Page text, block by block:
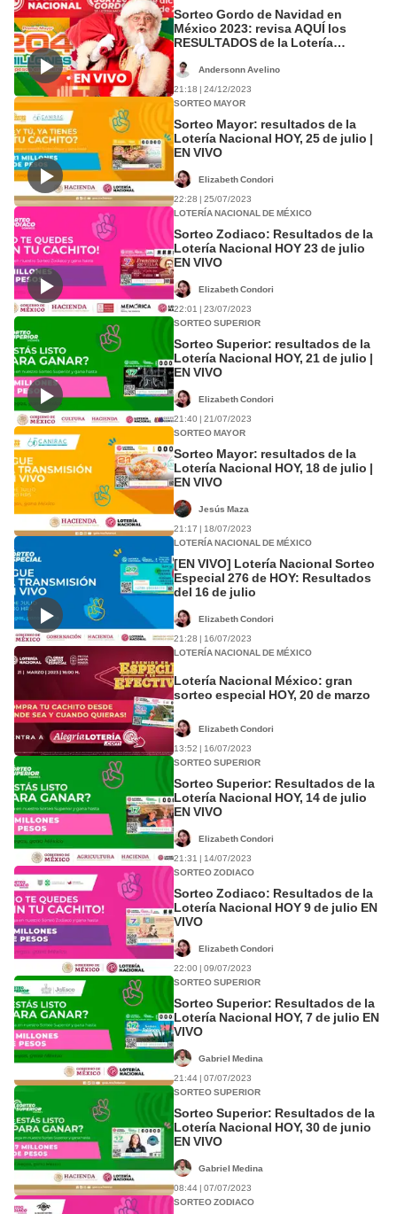
Sorteo Gordo de Navidad en
México 2023: revisa AQUÍ los
RESULTADOS de la Lotería
Andersonn Avelino
21:18 | 24/12/2023
SORTEO MAYOR
Sorteo Mayor: resultados de la
Lotería Nacional HOY, 25 de julio |
EN VIVO
Elizabeth Condori
22:28 | 25/07/2023
LOTERÍA NACIONAL DE MÉXICO
Sorteo Zodiaco: Resultados de la
Lotería Nacional HOY 23 de julio
EN VIVO
Elizabeth Condori
22:01 | 23/07/2023
SORTEO SUPERIOR
Sorteo Superior: resultados de la
Lotería Nacional HOY, 21 de julio |
EN VIVO
Elizabeth Condori
21:40 | 21/07/2023
SORTEO MAYOR
Sorteo Mayor: resultados de la
Lotería Nacional HOY, 18 de julio |
EN VIVO
Jesús Maza
21:17 | 18/07/2023
LOTERÍA NACIONAL DE MÉXICO
[EN VIVO] Lotería Nacional Sorteo
Especial 276 de HOY: Resultados
del 16 de julio
Elizabeth Condori
21:28 | 16/07/2023
LOTERÍA NACIONAL DE MÉXICO
Lotería Nacional México: gran
sorteo especial HOY, 20 de marzo
Elizabeth Condori
13:52 | 16/07/2023
SORTEO SUPERIOR
Sorteo Superior: Resultados de la
Lotería Nacional HOY, 14 de julio
EN VIVO
Elizabeth Condori
21:31 | 14/07/2023
SORTEO ZODIACO
Sorteo Zodiaco: Resultados de la
Lotería Nacional HOY 9 de julio EN
VIVO
Elizabeth Condori
22:00 | 09/07/2023
SORTEO SUPERIOR
Sorteo Superior: Resultados de la
Lotería Nacional HOY, 7 de julio EN
VIVO
Gabriel Medina
21:44 | 07/07/2023
SORTEO SUPERIOR
Sorteo Superior: Resultados de la
Lotería Nacional HOY, 30 de junio
EN VIVO
Gabriel Medina
08:44 | 07/07/2023
SORTEO ZODIACO